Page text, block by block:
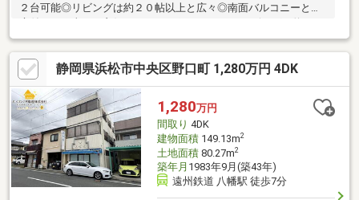
２台可能◎リビングは約２０帖以上と広々◎南面バルコニーとお
帖の開放感でファミリー向けの間取りです♪ ・シューズインクロ
ーゼット、階段下収納、各部屋にクローゼットがありすっきりと
収納 ・Ｌ字型キッチンで作業動線が短く、家事の効率ＵＰ♪ ・
南向きのバルコニーとお庭でお洗濯物もすぐ乾きます ・２階は
すべて７帖以上で家族みんながゆったり ・徒歩１０分圏内にス
ーパーやコンビニ、小学校や中学校もあり生活便利な立地です
静岡県浜松市中央区野口町 1,280万円 4DK
1,280万円
間取り 4DK
建物面積149.13m2
土地面積80.27m2
築年月 1983年9月(築43年)
遠州鉄道 八幡駅 徒歩7分